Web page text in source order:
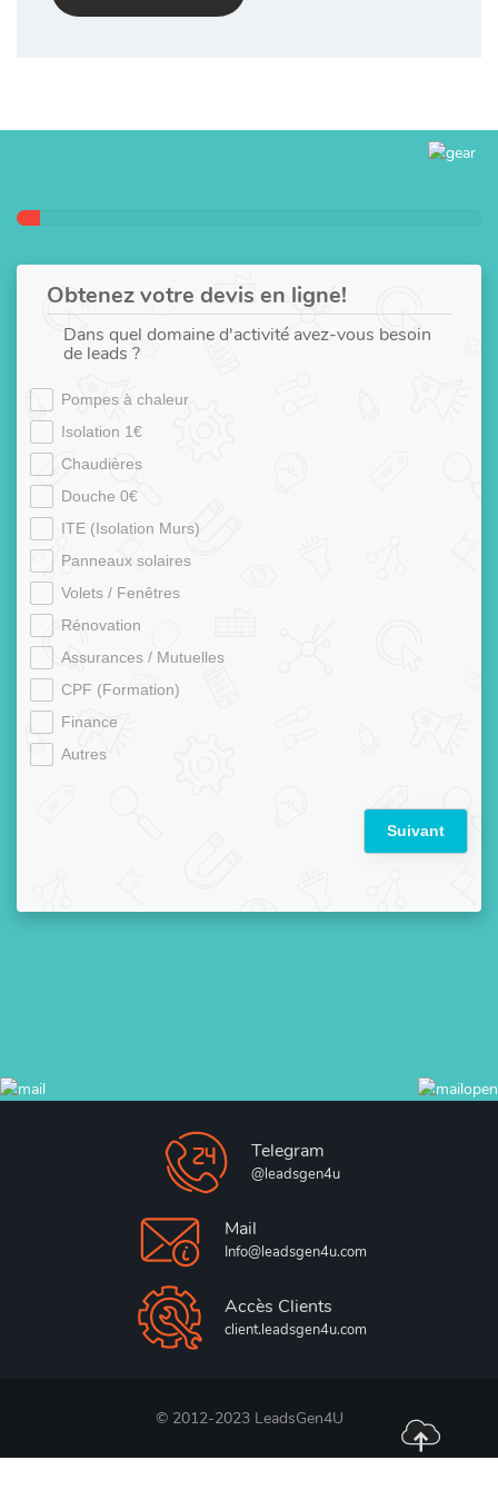
Obtenez votre devis en ligne!
Dans quel domaine d'activité avez-vous besoin
de leads ?
Pompes à chaleur
Isolation 1€
Chaudières
Douche 0€
ITE (Isolation Murs)
Panneaux solaires
Volets / Fenêtres
Rénovation
Assurances / Mutuelles
CPF (Formation)
Finance
Autres
Suivant
Telegram
@leadsgen4u
Mail
Info@leadsgen4u.com
Accès Clients
client.leadsgen4u.com
© 2012-2023 LeadsGen4U